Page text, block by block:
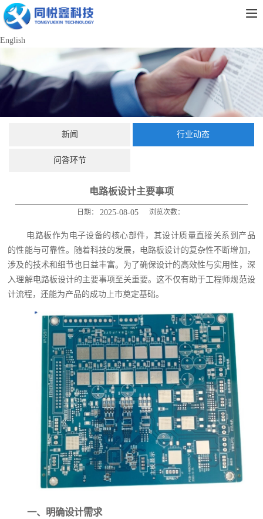
English
新闻 行业动态
问答环节
电路板设计主要事项
日期： 2025-08-05 浏览次数：
电路板作为电子设备的核心部件，其设计质量直接关系到产品
的性能与可靠性。随着科技的发展，电路板设计的复杂性不断增加，
涉及的技术和细节也日益丰富。为了确保设计的高效性与实用性，深
入理解电路板设计的主要事项至关重要。这不仅有助于工程师规范设
计流程，还能为产品的成功上市奠定基础。
一、明确设计需求